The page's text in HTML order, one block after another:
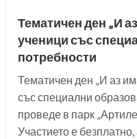
Тематичен ден „И
ученици със
потребности
Тематичен ден „И аз
със специални
проведе в парк
Участието е